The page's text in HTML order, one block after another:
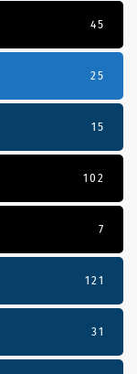
45
25
15
102
7
121
31